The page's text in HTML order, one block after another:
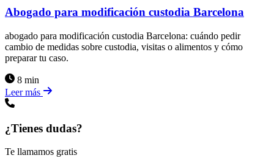
Abogado para modificación custodia Barcelona
abogado para modificación custodia Barcelona: cuándo pedir
cambio de medidas sobre custodia, visitas o alimentos y cómo
preparar tu caso.
8 min
Leer más
¿Tienes dudas?
Te llamamos gratis